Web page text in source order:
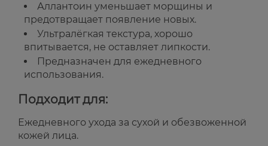
Аллантоин уменьшает морщины и
предотвращает появление новых.
Ультралёгкая текстура, хорошо
впитывается, не оставляет липкости.
Предназначен для ежедневного
использования.
Подходит для:
Ежедневного ухода за сухой и обезвоженной
кожей лица.